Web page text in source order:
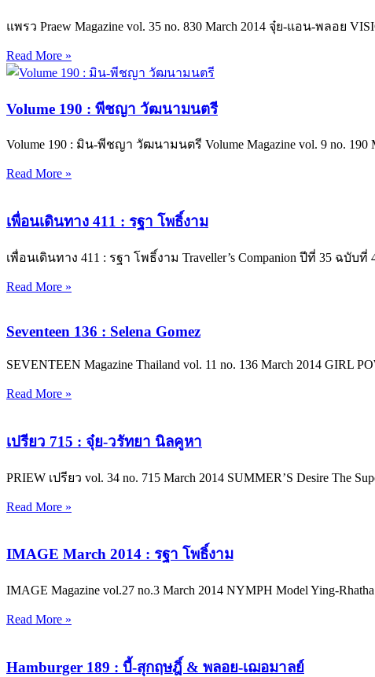
แพรว Praew Magazine vol. 35 no. 830 March 2014 จุ๋ย-แอน-พลอย
Read More »
Volume 190 : พีชญา วัฒนามนตรี
Volume 190 : มิน-พีชญา วัฒนามนตรี Volume Magazine vol. 9 no. 190
Read More »
เพื่อนเดินทาง 411 : รฐา โพธิ์งาม
เพื่อนเดินทาง 411 : รฐา โพธิ์งาม Traveller’s Companion ปีที่ 35 ฉบับที่
Read More »
Seventeen 136 : Selena Gomez
SEVENTEEN Magazine Thailand vol. 11 no. 136 March 2014
Read More »
เปรียว 715 : จุ๋ย-วรัทยา นิลคูหา
PRIEW เปรียว vol. 34 no. 715 March 2014 SUMMER’S Desire The
Read More »
IMAGE March 2014 : รฐา โพธิ์งาม
IMAGE Magazine vol.27 no.3 March 2014 NYMPH Model Ying-
Read More »
Hamburger 189 : บี้-สุกฤษฎิ์ & พลอย-เฌอมาลย์